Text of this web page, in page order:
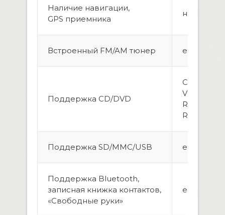
Наличие навигации,
GPS приемника
нет
Встроенный FM/AM тюнер есть, 18/12
Поддержка CD/DVD
CD, CD-R/
VCD,
R, DVD+R,
RW/+RW
Поддержка SD/MMC/USB есть
Поддержка Bluetooth,
записная книжка контактов,
«Свободные руки»
есть